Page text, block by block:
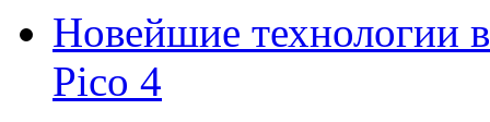
Новейшие технологии
Pico 4